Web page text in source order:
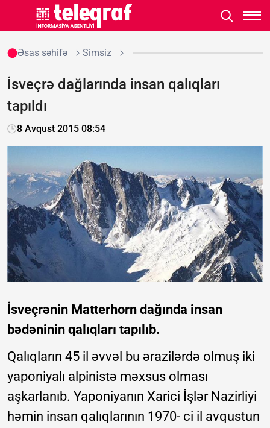
Əsas səhifə Simsiz
İsveçrə dağlarında insan qalıqları
tapıldı
8 Avqust 2015 08:54
İsveçrənin Matterhorn dağında insan
bədəninin qalıqları tapılıb.
Qalıqların 45 il əvvəl bu ərazilərdə olmuş iki
yaponiyalı alpinistə məxsus olması
aşkarlanıb. Yaponiyanın Xarici İşlər Nazirliyi
həmin insan qalıqlarının 1970- ci il avqustun